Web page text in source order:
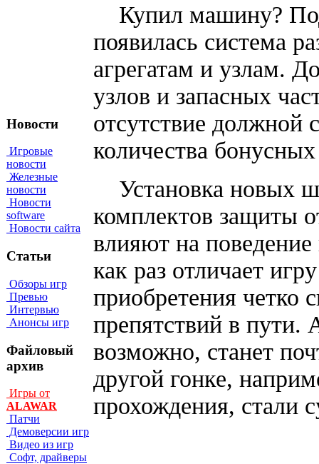
Новости
Игровые
новости
Железные
новости
Новости
software
Новости сайта
Статьи
Обзоры игр
Превью
Интервью
Анонсы игр
Файловый
архив
Игры от
ALAWAR
Патчи
Демоверсии игр
Видео из игр
Софт, драйверы
Купил машину?
появилась система
агрегатам и узлам.
узлов и запасных
отсутствие должной
количества
Установка новых
комплектов защиты
влияют на
как раз отличает
приобретения четко
препятствий в пути.
возможно, станет
другой гонке,
прохождения, стали